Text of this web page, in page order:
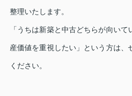
整理いたします。
「うちは新築と中古どちらが向い
産価値を重視したい」という方は、
ください。